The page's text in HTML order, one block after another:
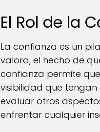
El Rol de la
La confianza es un
valora, el hecho de
confianza permite
visibilidad que tengan
evaluar otros
enfrentar cualquier